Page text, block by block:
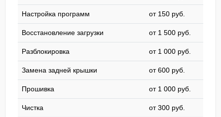
Настройка программ от 150 pyб.
Восстановление загрузки от 1 500 pyб.
Разблокировка от 1 000 pyб.
Замена задней крышки от 600 pyб.
Прошивка от 1 000 pyб.
Чистка от 300 pyб.